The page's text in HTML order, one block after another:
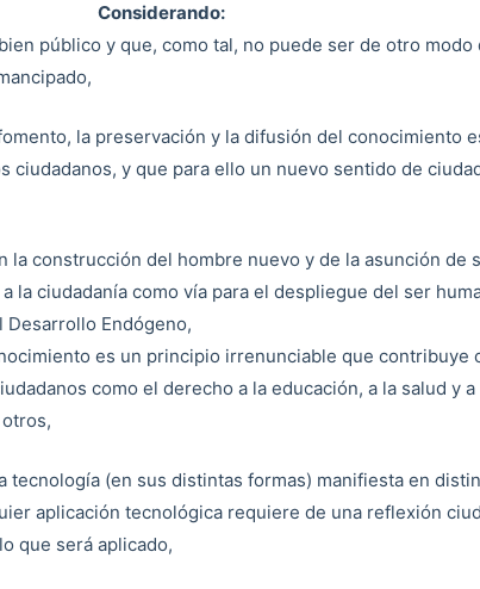
Considerando:
público y que, como tal, no puede ser de otro modo
la preservación y la difusión del conocimiento
ciudadanos, y que para ello un nuevo sentido de
la construcción del hombre nuevo y de la asunción de
la ciudadanía como vía para el despliegue del ser
Endógeno,
es un principio irrenunciable que contribuye
como el derecho a la educación, a la salud y a
tecnología (en sus distintas formas) manifiesta en
aplicación tecnológica requiere de una reflexión
que será aplicado,